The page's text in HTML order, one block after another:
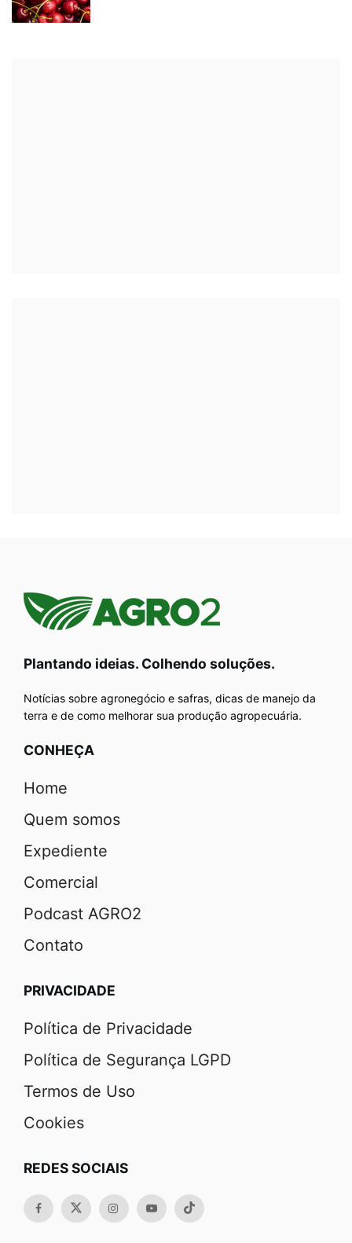
Plantando ideias. Colhendo soluções.
Notícias sobre agronegócio e safras, dicas de manejo da
terra e de como melhorar sua produção agropecuária.
CONHEÇA
Home
Quem somos
Expediente
Comercial
Podcast AGRO2
Contato
PRIVACIDADE
Política de Privacidade
Política de Segurança LGPD
Termos de Uso
Cookies
REDES SOCIAIS